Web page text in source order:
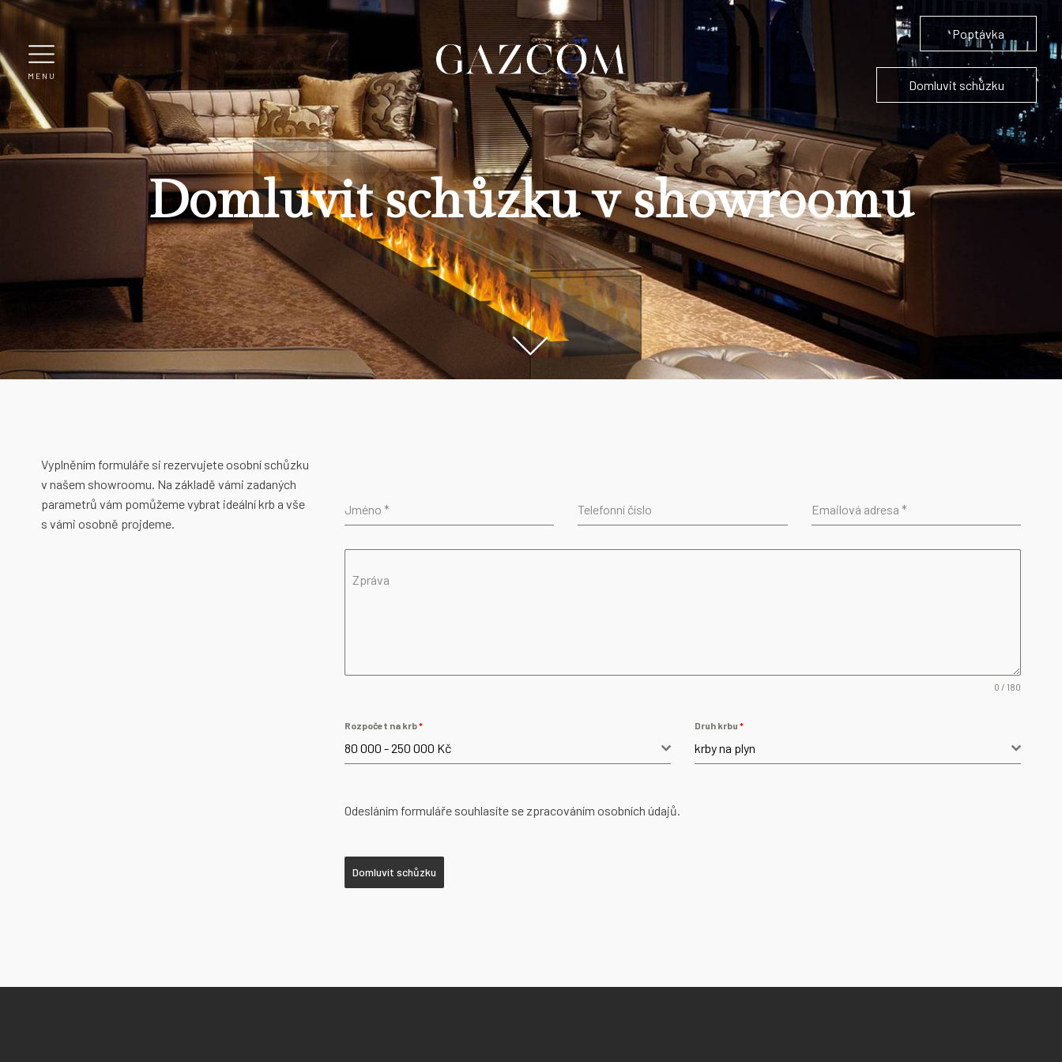
MENU
Poptávka
Domluvit schůzku
Domluvit schůzku v showroomu
Vyplněním formuláře si rezervujete osobní schůzku
v našem showroomu. Na základě vámi zadaných
parametrů vám pomůžeme vybrat ideální krb a vše
s vámi osobně projdeme.
Jméno * Telefonní číslo Emailová adresa *
Zpráva
0 / 180
Rozpočet na krb*
80 000 - 250 000 Kč
Druh krbu *
krby na plyn
Odesláním formuláře souhlasíte se zpracováním osobních údajů.
Domluvit schůzku